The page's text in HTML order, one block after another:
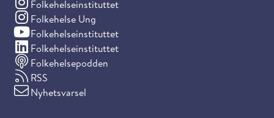
Folkehelseinstituttet
(Instagram)
Folkehelse Ung
(Instagram)
Folkehelseinstituttet
(YouTube)
Folkehelseinstituttet
(LinkedIn)
Folkehelsepodden
RSS
Nyhetsvarsel